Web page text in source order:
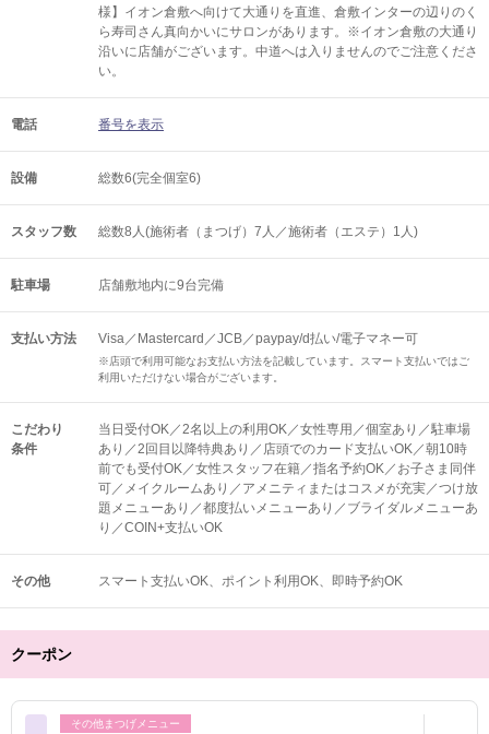
様】イオン倉敷へ向けて大通りを直進、倉敷インターの辺りのく
ら寿司さん真向かいにサロンがあります。※イオン倉敷の大通り
沿いに店舗がございます。中道へは入りませんのでご注意くださ
い。
電話 番号を表示
設備 総数6(完全個室6)
スタッフ数 総数8人(施術者（まつげ）7人／施術者（エステ）1人)
駐車場 店舗敷地内に9台完備
支払い方法 Visa／Mastercard／JCB／paypay/d払い/電子マネー可
※店頭で利用可能なお支払い方法を記載しています。スマート支払いではご
利用いただけない場合がございます。
こだわり
条件
当日受付OK／2名以上の利用OK／女性専用／個室あり／駐車場
あり／2回目以降特典あり／店頭でのカード支払いOK／朝10時
前でも受付OK／女性スタッフ在籍／指名予約OK／お子さま同伴
可／メイクルームあり／アメニティまたはコスメが充実／つけ放
題メニューあり／都度払いメニューあり／ブライダルメニューあ
り／COIN+支払いOK
その他 スマート支払いOK ポイント利用OK 即時予約OK
クーポン
その他まつげメニュー